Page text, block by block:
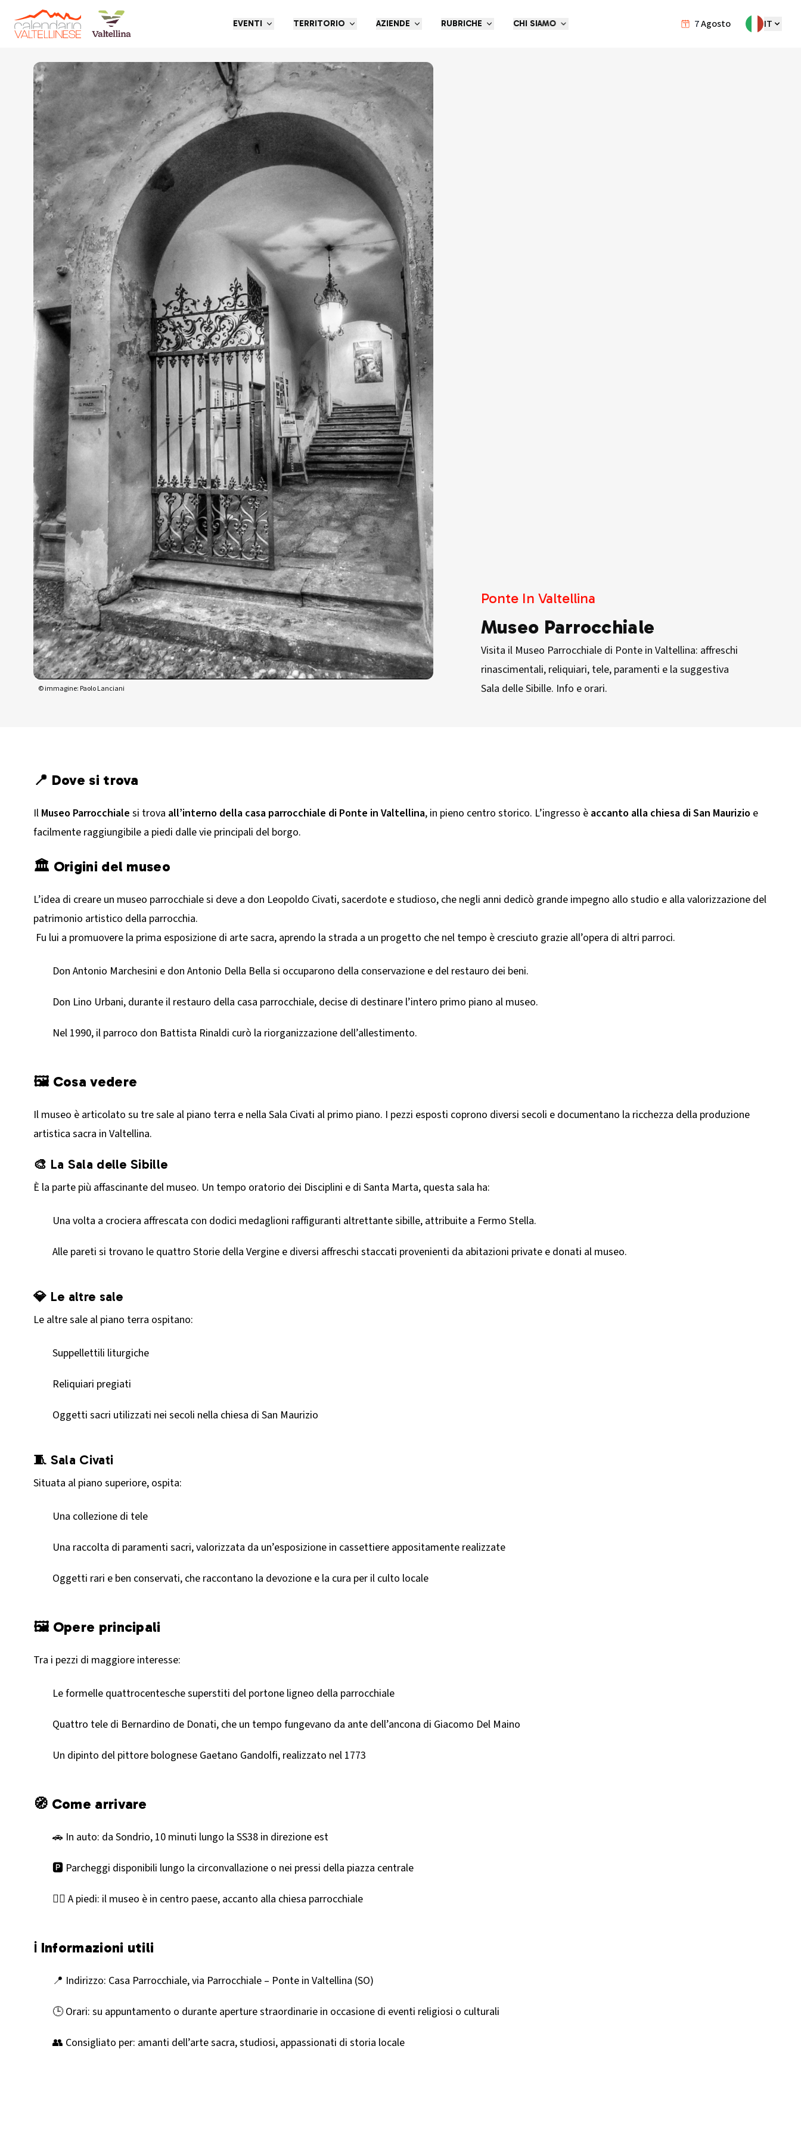
7Agosto IT
EVENTI TERRITORIO AZIENDE RUBRICHE CHI SIAMO
Torna indietro
© immagine: Paolo Lanciani
Ponte In Valtellina
Museo Parrocchiale
Visita il Museo Parrocchiale di Ponte in Valtellina: affreschi
rinascimentali, reliquiari, tele, paramenti e la suggestiva
Sala delle Sibille. Info e orari.
📍 Dove si trova
Il Museo Parrocchiale si trova all’interno della casa parrocchiale di Ponte in Valtellina, in pieno centro storico. L’ingresso è accanto alla chiesa di San Maurizio e
facilmente raggiungibile a piedi dalle vie principali del borgo.
🏛️ Origini del museo
L’idea di creare un museo parrocchiale si deve a don Leopoldo Civati, sacerdote e studioso, che negli anni dedicò grande impegno allo studio e alla valorizzazione del
patrimonio artistico della parrocchia.
Fu lui a promuovere la prima esposizione di arte sacra, aprendo la strada a un progetto che nel tempo è cresciuto grazie all’opera di altri parroci.
Don Antonio Marchesini e don Antonio Della Bella si occuparono della conservazione e del restauro dei beni.
Don Lino Urbani, durante il restauro della casa parrocchiale, decise di destinare l’intero primo piano al museo.
Nel 1990, il parroco don Battista Rinaldi curò la riorganizzazione dell’allestimento.
🖼️ Cosa vedere
Il museo è articolato su tre sale al piano terra e nella Sala Civati al primo piano. I pezzi esposti coprono diversi secoli e documentano la ricchezza della produzione
artistica sacra in Valtellina.
🎨 La Sala delle Sibille
È la parte più affascinante del museo. Un tempo oratorio dei Disciplini e di Santa Marta, questa sala ha:
Una volta a crociera affrescata con dodici medaglioni raffiguranti altrettante sibille, attribuite a Fermo Stella.
Alle pareti si trovano le quattro Storie della Vergine e diversi affreschi staccati provenienti da abitazioni private e donati al museo.
💎 Le altre sale
Le altre sale al piano terra ospitano:
Suppellettili liturgiche
Reliquiari pregiati
Oggetti sacri utilizzati nei secoli nella chiesa di San Maurizio
🧵 Sala Civati
Situata al piano superiore, ospita:
Una collezione di tele
Una raccolta di paramenti sacri, valorizzata da un’esposizione in cassettiere appositamente realizzate
Oggetti rari e ben conservati, che raccontano la devozione e la cura per il culto locale
🖼️ Opere principali
Tra i pezzi di maggiore interesse:
Le formelle quattrocentesche superstiti del portone ligneo della parrocchiale
Quattro tele di Bernardino de Donati, che un tempo fungevano da ante dell’ancona di Giacomo Del Maino
Un dipinto del pittore bolognese Gaetano Gandolfi, realizzato nel 1773
🧭 Come arrivare
🚗 In auto: da Sondrio, 10 minuti lungo la SS38 in direzione est
🅿️ Parcheggi disponibili lungo la circonvallazione o nei pressi della piazza centrale
🚶‍♂️ A piedi: il museo è in centro paese, accanto alla chiesa parrocchiale
ℹ️ Informazioni utili
📍 Indirizzo: Casa Parrocchiale, via Parrocchiale – Ponte in Valtellina (SO)
🕒 Orari: su appuntamento o durante aperture straordinarie in occasione di eventi religiosi o culturali
👥 Consigliato per: amanti dell’arte sacra, studiosi, appassionati di storia locale